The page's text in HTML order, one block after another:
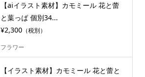
【aiイラスト素材】カモミール 花と蕾
と葉っぱ 個別34...
¥2,300（税別）
フラワー
【イラスト素材】カモミール 花と蕾と